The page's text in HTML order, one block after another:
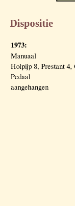
Dispositie
1973:
Manuaal
Holpijp 8, Prestant
Pedaal
aangehangen